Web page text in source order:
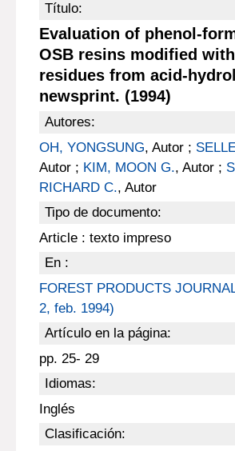
Título:
Evaluation of phenol-
OSB resins modified
residues from acid-
newsprint. (1994)
Autores:
OH, YONGSUNG, Autor ;
Autor ; KIM, MOON G., Autor ;
RICHARD C., Autor
Tipo de documento:
Article : texto impreso
En :
FOREST PRODUCTS
2, feb. 1994)
Artículo en la página:
pp. 25- 29
Idiomas:
Inglés
Clasificación: